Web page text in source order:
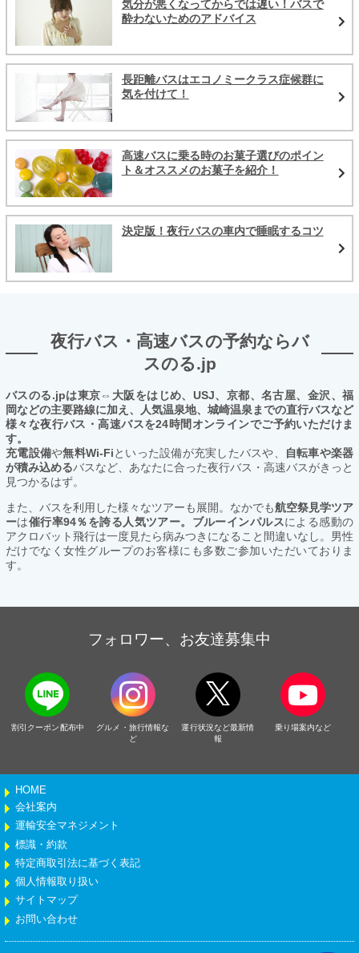
気分が悪くなってからでは遅い！バスで
酔わないためのアドバイス
長距離バスはエコノミークラス症候群に
気を付けて！
高速バスに乗る時のお菓子選びのポイン
ト＆オススメのお菓子を紹介！
決定版！夜行バスの車内で睡眠するコツ
夜行バス・高速バスの予約ならバ
スのる.jp
バスのる.jpは東京⇔大阪をはじめ、USJ、京都、名古屋、金沢、福
岡などの主要路線に加え、人気温泉地、城崎温泉までの直行バスなど
様々な夜行バス・高速バスを24時間オンラインでご予約いただけま
す。
充電設備や無料Wi-Fiといった設備が充実したバスや、
自転車や楽器
が積み込めるバスなど、あなたに合った夜行バス・高速バスがきっと
見つかるはず。
また、バスを利用した様々なツアーも展開。なかでも航空祭見学ツア
ーは催行率94％を誇る人気ツアー。ブルーインパルスによる感動の
アクロバット飛行は一度見たら病みつきになること間違いなし。男性
だけでなく女性グループのお客様にも多数ご参加いただいておりま
す。
フォロワー、お友達募集中
割引クーポン配布中
グルメ・旅行情報な
ど
運行状況など最新情
報
乗り場案内など
HOME
会社案内
運輸安全マネジメント
標識・約款
特定商取引法に基づく表記
個人情報取り扱い
サイトマップ
お問い合わせ